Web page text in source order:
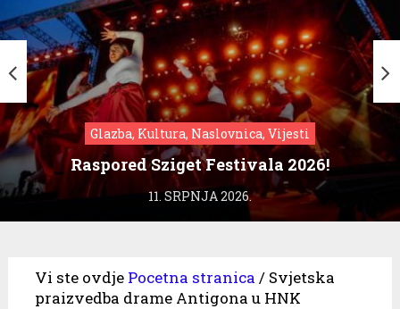
Glazba, Kultura, Naslovnica, Vijesti
Raspored Sziget Festivala 2026!
11. SRPNJA 2026.
Vi ste ovdje Pocetna stranica / Svjetska
praizvedba drame Antigona u HNK